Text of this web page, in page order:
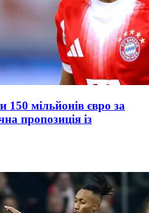
мільйонів євро за
пропозиція із